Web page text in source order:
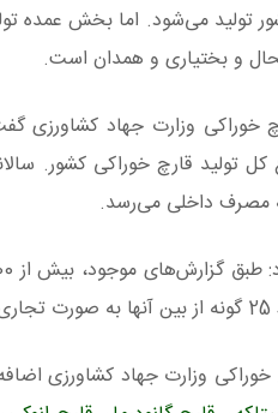
تولید می‌شود. اما بخش عمده
و بختیاری و همدان است.
خوراکی وزارت جهاد
مصرف داخلی می‌رسد.
وزارت جهاد کشاورزی